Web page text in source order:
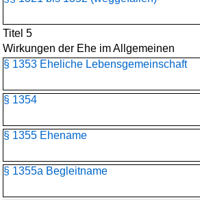
Titel 5
Wirkungen der Ehe im Allgemeinen
§ 1353 Eheliche Lebensgemeinschaft
§ 1354
§ 1355 Ehename
§ 1355a Begleitname